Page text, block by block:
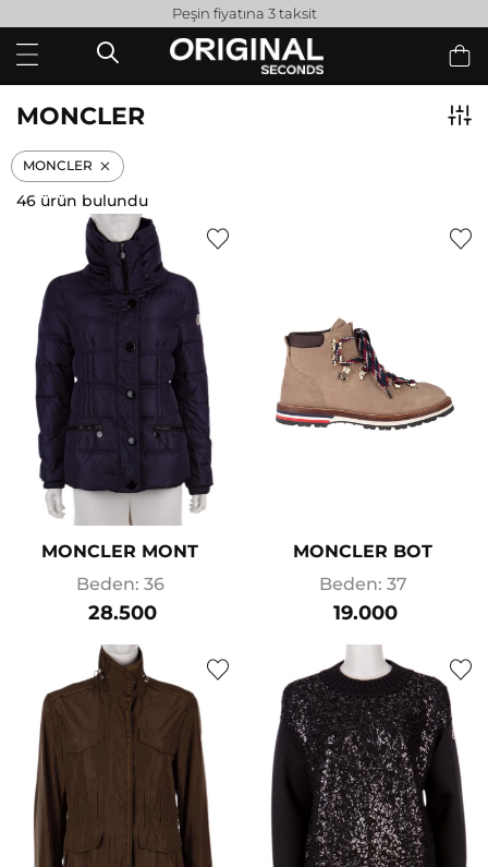
Peşin fiyatına 3 taksit
MONCLER
MONCLER
46 ürün bulundu
MONCLER MONT
Beden: 36
28.500
MONCLER BOT
Beden: 37
19.000